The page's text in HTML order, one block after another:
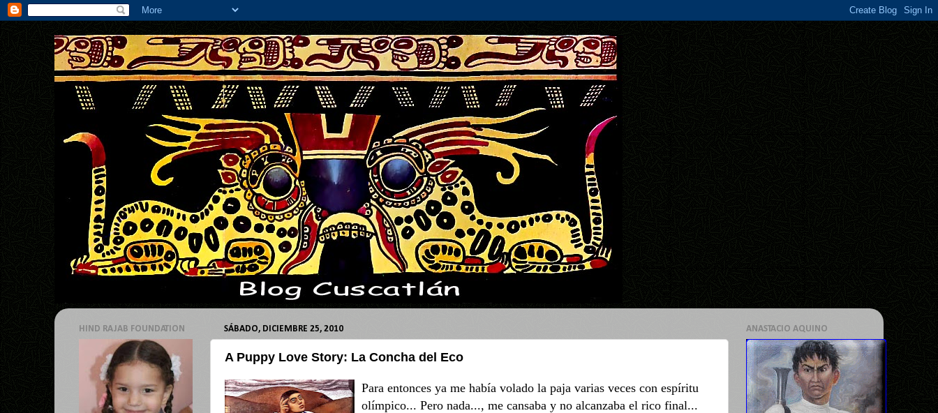
SÁBADO, DICIEMBRE 25, 2010
A Puppy Love Story: La Concha del Eco
Para entonces ya me había volado la paja varias veces con espíritu
olímpico... Pero nada..., me cansaba y no alcanzaba el rico final...
HIND RAJAB FOUNDATION ANASTACIO AQUINO